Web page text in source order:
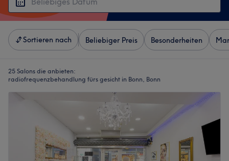
Sortieren nach Beliebiger Preis Besonderheiten
25 Salons die anbieten:
radiofrequenzbehandlung fürs gesicht in Bonn, Bonn